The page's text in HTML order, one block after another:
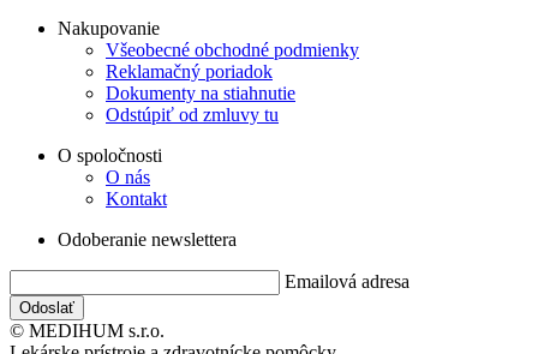
Nakupovanie
Všeobecné obchodné podmienky
Reklamačný poriadok
Dokumenty na stiahnutie
Odstúpiť od zmluvy tu
O spoločnosti
O nás
Kontakt
Odoberanie newslettera
Emailová adresa
© MEDIHUM s.r.o.